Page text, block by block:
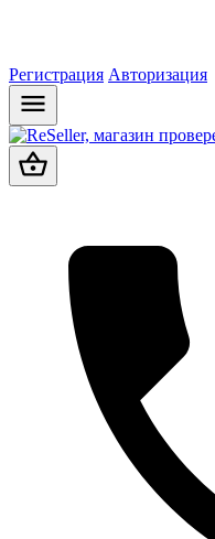
Регистрация Авторизация